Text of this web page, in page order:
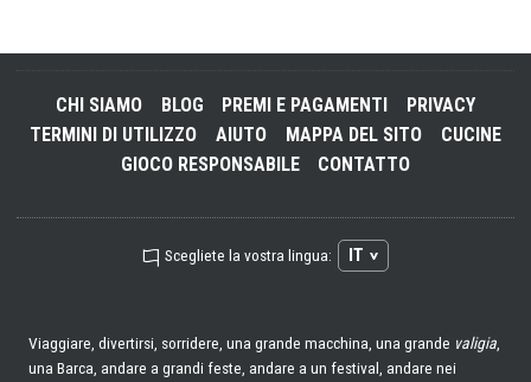
CHI SIAMO BLOG PREMI E PAGAMENTI
PRIVACY
TERMINI DI UTILIZZO
AIUTO MAPPA DEL SITO
CUCINE
GIOCO RESPONSABILE
CONTATTO
Scegliete la vostra lingua: IT
Viaggiare, divertirsi, sorridere, una grande macchina, una grande valigia,
una Barca, andare a grandi feste, andare a un festival, andare nei